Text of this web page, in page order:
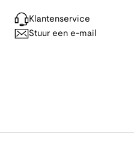
Klantenservice
Stuur een e-mail